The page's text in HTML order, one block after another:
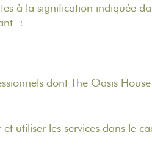
à la signification indiquée
:
dont The Oasis
utiliser les services dans le